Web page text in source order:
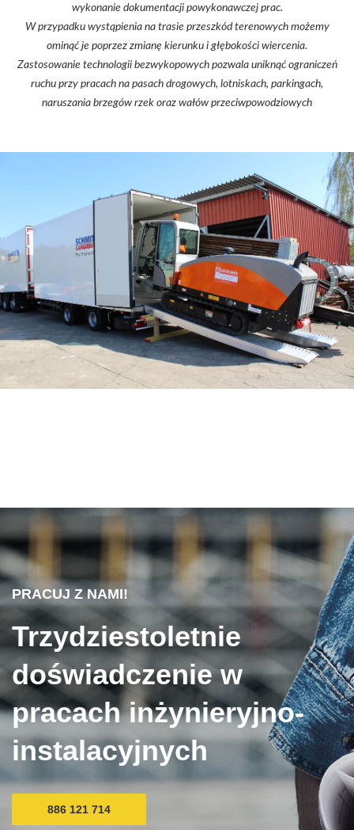
wykonanie dokumentacji powykonawczej prac.
W przypadku wystąpienia na trasie przeszkód terenowych możemy
ominąć je poprzez zmianę kierunku i głębokości wiercenia.
Zastosowanie technologii bezwykopowych pozwala uniknąć ograniczeń
ruchu przy pracach na pasach drogowych, lotniskach, parkingach,
naruszania brzegów rzek oraz wałów przeciwpowodziowych
PRACUJ Z NAMI!
Trzydziestoletnie
doświadczenie w
pracach inżynieryjno-
instalacyjnych
886 121 714